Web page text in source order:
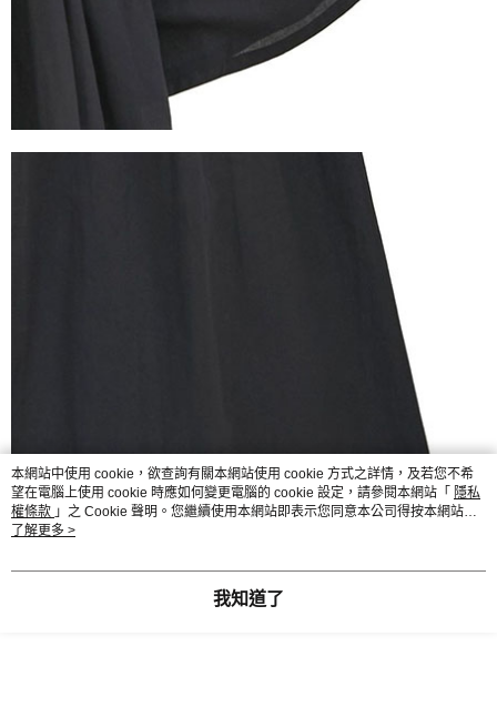
本網站中使用 cookie，欲查詢有關本網站使用 cookie 方式之詳情，及若您不希
望在電腦上使用 cookie 時應如何變更電腦的 cookie 設定，請參閱本網站「 隱私
權條款 」之 Cookie 聲明。您繼續使用本網站即表示您同意本公司得按本網站使
用條款之 Cookie 聲明使用 cookie。
了解更多 >
我知道了